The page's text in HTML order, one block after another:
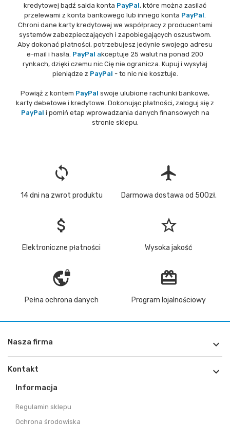
kredytowej bądź salda konta PayPal, które można zasilać
przelewami z konta bankowego lub innego konta PayPal
Chroni dane karty kredytowej we współpracy z producentami
systemów zabezpieczających i zapobiegających oszustwom.
Aby dokonać płatności, potrzebujesz jedynie swojego adresu
e-mail i hasła. PayPal akceptuje 25 walut na ponad 200
rynkach, dzięki czemu nic Cię nie ogranicza. Kupuj i wysyłaj
pieniądze z PayPal - to nic nie kosztuje.
Powiąż z kontem PayPal swoje ulubione rachunki bankowe,
karty debetowe i kredytowe. Dokonując płatności, zaloguj się z
PayPal i pomiń etap wprowadzania danych finansowych na
stronie sklepu.
loop
14 dni na zwrot produktu
flight
Darmowa dostawa od 500zł.
attach_money
Elektroniczne płatności
star_border
Wysoka jakość
vpn_lock
Pełna ochrona danych
redeem
Program lojalnościowy
Nasza firma 
Kontakt 
Informacja
Regulamin sklepu
Ochrona środowiska